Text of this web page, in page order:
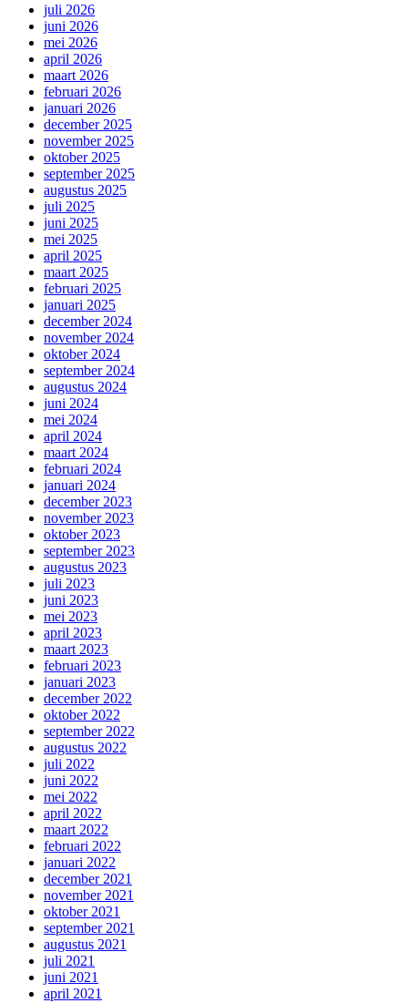
juli 2026
juni 2026
mei 2026
april 2026
maart 2026
februari 2026
januari 2026
december 2025
november 2025
oktober 2025
september 2025
augustus 2025
juli 2025
juni 2025
mei 2025
april 2025
maart 2025
februari 2025
januari 2025
december 2024
november 2024
oktober 2024
september 2024
augustus 2024
juni 2024
mei 2024
april 2024
maart 2024
februari 2024
januari 2024
december 2023
november 2023
oktober 2023
september 2023
augustus 2023
juli 2023
juni 2023
mei 2023
april 2023
maart 2023
februari 2023
januari 2023
december 2022
oktober 2022
september 2022
augustus 2022
juli 2022
juni 2022
mei 2022
april 2022
maart 2022
februari 2022
januari 2022
december 2021
november 2021
oktober 2021
september 2021
augustus 2021
juli 2021
juni 2021
april 2021